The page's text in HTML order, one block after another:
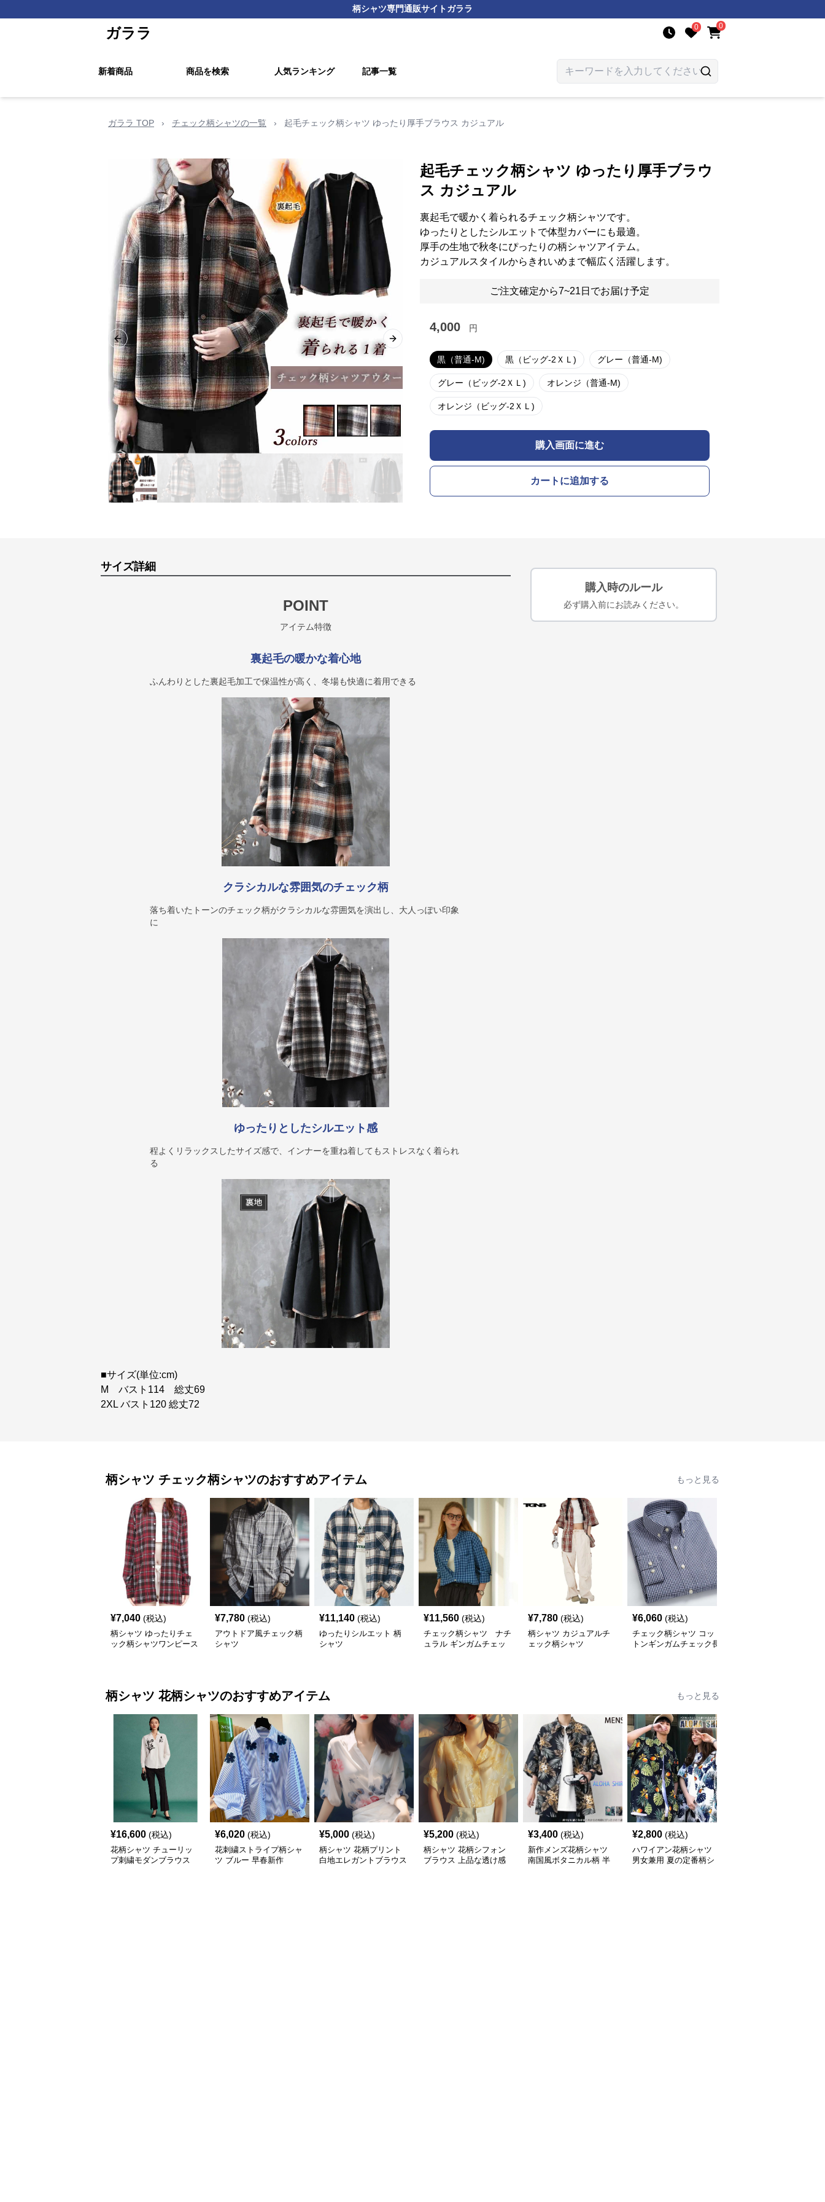
柄シャツ専門通販サイトガララ
ガララ 0 0
新着商品 商品を検索 人気ランキング 記事一覧
ガララ TOP › チェック柄シャツの一覧 › 起毛チェック柄シャツ ゆったり厚手ブラウス カジュアル
Previous slide Next slide
起毛チェック柄シャツ ゆったり厚手ブラウ
ス カジュアル
裏起毛で暖かく着られるチェック柄シャツです。
ゆったりとしたシルエットで体型カバーにも最適。
厚手の生地で秋冬にぴったりの柄シャツアイテム。
カジュアルスタイルからきれいめまで幅広く活躍します。
ご注文確定から7~21日でお届け予定
4,000 円
黒（普通-M) 黒（ビッグ-2ＸＬ) グレー（普通-M)
グレー（ビッグ-2ＸＬ) オレンジ（普通-M)
オレンジ（ビッグ-2ＸＬ)
購入画面に進む
カートに追加する
サイズ詳細
POINT
アイテム特徴
裏起毛の暖かな着心地
ふんわりとした裏起毛加工で保温性が高く、冬場も快適に着用できる
クラシカルな雰囲気のチェック柄
落ち着いたトーンのチェック柄がクラシカルな雰囲気を演出し、大人っぽい印象
に
ゆったりとしたシルエット感
程よくリラックスしたサイズ感で、インナーを重ね着してもストレスなく着られ
る
■サイズ(単位:cm)
M バスト114 総丈69
2XL バスト120 総丈72
購入時のルール
必ず購入前にお読みください。
柄シャツ チェック柄シャツのおすすめアイテム もっと見る
¥7,040 (税込)
柄シャツ ゆったりチェ
ック柄シャツワンピース
¥7,780 (税込)
アウトドア風チェック柄
シャツ
¥11,140 (税込)
ゆったりシルエット 柄
シャツ
¥11,560 (税込)
チェック柄シャツ ナチ
ュラル ギンガムチェッ
¥7,780 (税込)
柄シャツ カジュアルチ
ェック柄シャツ
¥6,060 (税込)
チェック柄シャツ コッ
トンギンガムチェック長
柄シャツ 花柄シャツのおすすめアイテム もっと見る
¥16,600 (税込)
花柄シャツ チューリッ
プ刺繍モダンブラウス
¥6,020 (税込)
花刺繍ストライプ柄シャ
ツ ブルー 早春新作
¥5,000 (税込)
柄シャツ 花柄プリント
白地エレガントブラウス
¥5,200 (税込)
柄シャツ 花柄シフォン
ブラウス 上品な透け感
¥3,400 (税込)
新作メンズ花柄シャツ
南国風ボタニカル柄 半
¥2,800 (税込)
ハワイアン花柄シャツ
男女兼用 夏の定番柄シ